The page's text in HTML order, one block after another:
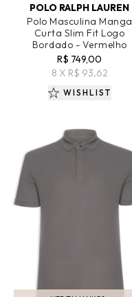
POLO RALPH LAUREN
Polo Masculina Manga
Curta Slim Fit Logo
Bordado - Vermelho
R$ 749,00
8 X R$ 93,62
WISHLIST